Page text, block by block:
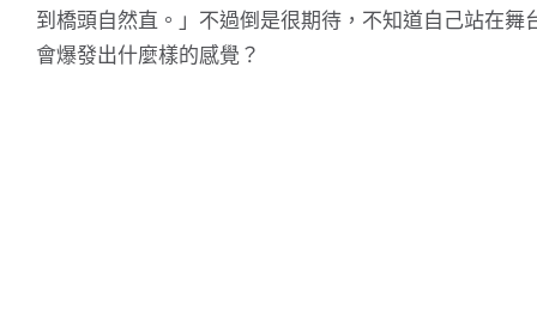
到橋頭自然直。」不過倒是很期待，不知道自己站在舞
會爆發出什麼樣的感覺？